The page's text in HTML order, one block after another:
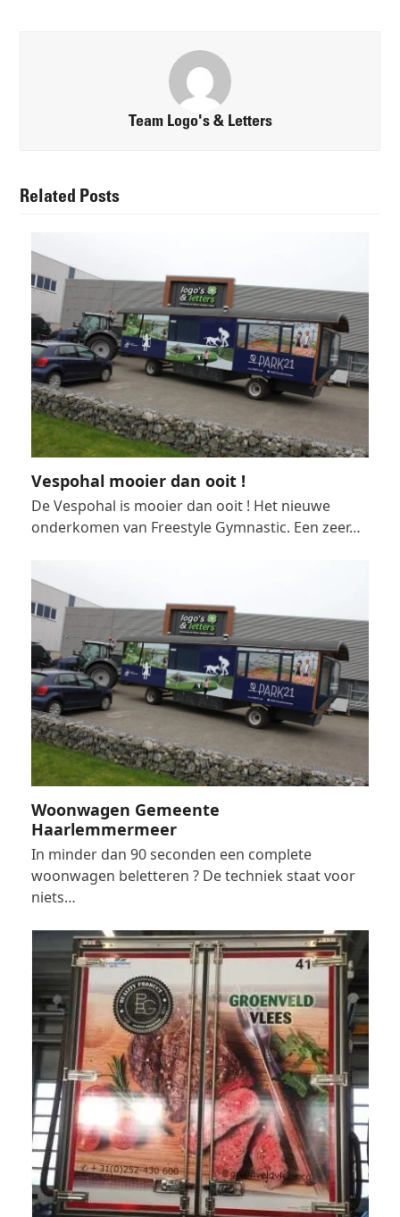
Team Logo's & Letters
Related Posts
Vespohal mooier dan ooit !
De Vespohal is mooier dan ooit ! Het nieuwe
onderkomen van Freestyle Gymnastic. Een zeer…
Woonwagen Gemeente
Haarlemmermeer
In minder dan 90 seconden een complete
woonwagen beletteren ? De techniek staat voor
niets…